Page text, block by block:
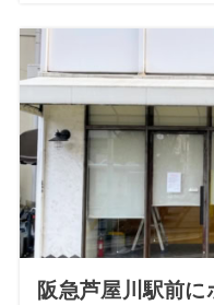
阪急芦屋川駅前